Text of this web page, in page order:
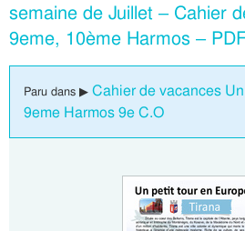
semaine de Juillet – Cahier
9eme, 10ème Harmos –
Paru dans ▶ Cahier de vacances
9eme Harmos 9e C.O